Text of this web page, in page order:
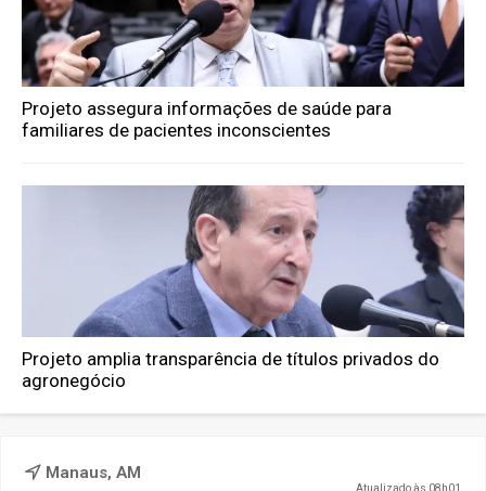
Projeto assegura informações de saúde para
familiares de pacientes inconscientes
Projeto amplia transparência de títulos privados do
agronegócio
Manaus, AM
Atualizado às 08h01